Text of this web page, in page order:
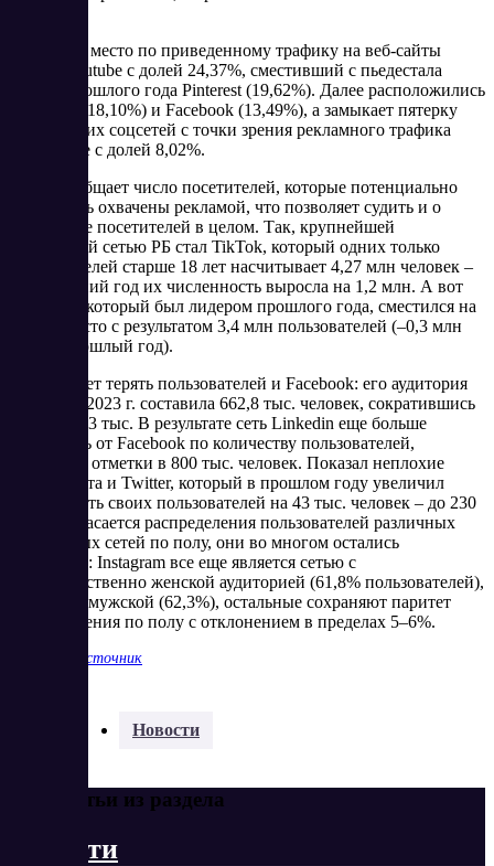
На первое место по приведенному трафику на веб-сайты
вышел Youtube с долей 24,37%, сместивший с пьедестала
лидера прошлого года Pinterest (19,62%). Далее расположились
Instagram (18,10%) и Facebook (13,49%), а замыкает пятерку
крупнейших соцсетей с точки зрения рекламного трафика
ВКонтакте с долей 8,02%.
Отчет сообщает число посетителей, которые потенциально
могут быть охвачены рекламой, что позволяет судить и о
количестве посетителей в целом. Так, крупнейшей
социальной сетью РБ стал TikTok, который одних только
пользователей старше 18 лет насчитывает 4,27 млн человек –
за последний год их численность выросла на 1,2 млн. А вот
Instagram, который был лидером прошлого года, сместился на
второе место с результатом 3,4 млн пользователей (–0,3 млн
чел. за прошлый год).
Продолжает терять пользователей и Facebook: его аудитория
на начало 2023 г. составила 662,8 тыс. человек, сократившись
за год на 43 тыс. В результате сеть Linkedin еще больше
оторвалась от Facebook по количеству пользователей,
достигнув отметки в 800 тыс. человек. Показал неплохие
темпы роста и Twitter, который в прошлом году увеличил
численность своих пользователей на 43 тыс. человек – до 230
тыс. Что касается распределения пользователей различных
социальных сетей по полу, они во многом остались
прежними: Instagram все еще является сетью с
преимущественно женской аудиторией (61,8% пользователей),
а Twitter – мужской (62,3%), остальные сохраняют паритет
распределения по полу с отклонением в пределах 5–6%.
Показать источник
Новости
Еще статьи из раздела
Новости